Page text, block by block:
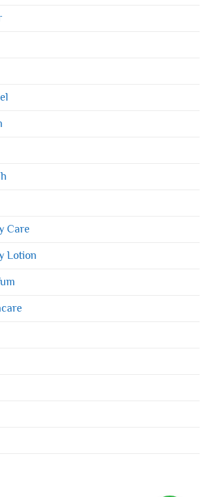
Care
Lotion